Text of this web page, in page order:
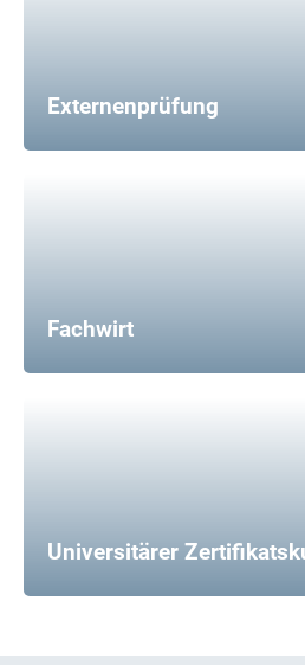
Externenprüfung
Fachwirt
Universitärer